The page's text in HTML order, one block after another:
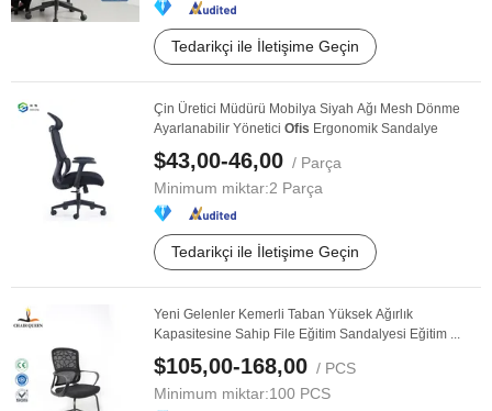
Tedarikçi ile İletişime Geçin
Çin Üretici Müdürü Mobilya Siyah Ağı Mesh Dönme
Ayarlanabilir Yönetici Ofis Ergonomik Sandalye
$43,00-46,00 / Parça
Minimum miktar:2 Parça
Tedarikçi ile İletişime Geçin
Yeni Gelenler Kemerli Taban Yüksek Ağırlık
Kapasitesine Sahip File Eğitim Sandalyesi Eğitim ...
$105,00-168,00 / PCS
Minimum miktar:100 PCS